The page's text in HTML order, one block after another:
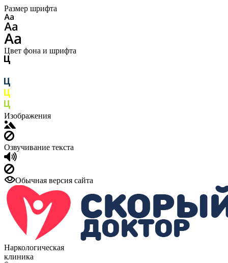
Размер шрифта
Цвет фона и шрифта
Изображения
Озвучивание текста
Обычная версия сайта
Наркологическая
клиника